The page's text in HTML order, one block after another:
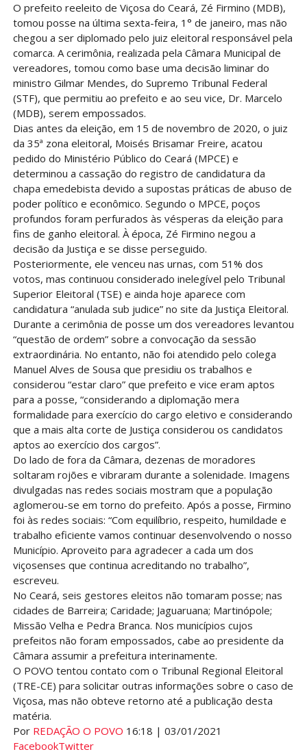
O prefeito reeleito de Viçosa do Ceará, Zé Firmino (MDB),
tomou posse na última sexta-feira, 1° de janeiro, mas não
chegou a ser diplomado pelo juiz eleitoral responsável pela
comarca. A cerimônia, realizada pela Câmara Municipal de
vereadores, tomou como base uma decisão liminar do
ministro Gilmar Mendes, do Supremo Tribunal Federal
(STF), que permitiu ao prefeito e ao seu vice, Dr. Marcelo
(MDB), serem empossados.
Dias antes da eleição, em 15 de novembro de 2020, o juiz
da 35ª zona eleitoral, Moisés Brisamar Freire, acatou
pedido do Ministério Público do Ceará (MPCE) e
determinou a cassação do registro de candidatura da
chapa emedebista devido a supostas práticas de abuso de
poder político e econômico. Segundo o MPCE, poços
profundos foram perfurados às vésperas da eleição para
fins de ganho eleitoral. À época, Zé Firmino negou a
decisão da Justiça e se disse perseguido.
Posteriormente, ele venceu nas urnas, com 51% dos
votos, mas continuou considerado inelegível pelo Tribunal
Superior Eleitoral (TSE) e ainda hoje aparece com
candidatura “anulada sub judice” no site da Justiça Eleitoral.
Durante a cerimônia de posse um dos vereadores levantou
“questão de ordem” sobre a convocação da sessão
extraordinária. No entanto, não foi atendido pelo colega
Manuel Alves de Sousa que presidiu os trabalhos e
considerou “estar claro” que prefeito e vice eram aptos
para a posse, “considerando a diplomação mera
formalidade para exercício do cargo eletivo e considerando
que a mais alta corte de Justiça considerou os candidatos
aptos ao exercício dos cargos”.
Do lado de fora da Câmara, dezenas de moradores
soltaram rojões e vibraram durante a solenidade. Imagens
divulgadas nas redes sociais mostram que a população
aglomerou-se em torno do prefeito. Após a posse, Firmino
foi às redes sociais: “Com equilíbrio, respeito, humildade e
trabalho eficiente vamos continuar desenvolvendo o nosso
Município. Aproveito para agradecer a cada um dos
viçosenses que continua acreditando no trabalho”,
escreveu.
No Ceará, seis gestores eleitos não tomaram posse; nas
cidades de Barreira; Caridade; Jaguaruana; Martinópole;
Missão Velha e Pedra Branca. Nos municípios cujos
prefeitos não foram empossados, cabe ao presidente da
Câmara assumir a prefeitura interinamente.
O POVO tentou contato com o Tribunal Regional Eleitoral
(TRE-CE) para solicitar outras informações sobre o caso de
Viçosa, mas não obteve retorno até a publicação desta
matéria.
Por REDAÇÃO O POVO 16:18 | 03/01/2021
FacebookTwitter